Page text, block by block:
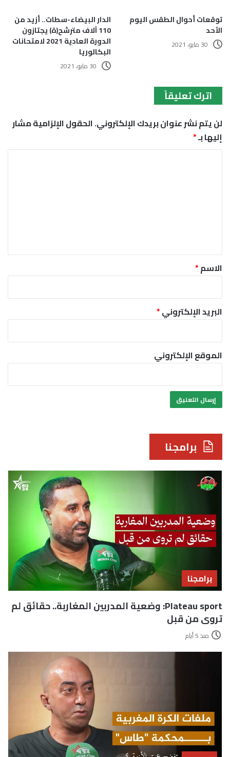
توقعات أحوال الطقس اليوم
الأحد
30 مايو، 2021
الدار البيضاء-سطات.. أزيد من
110 آلاف مترشح(ة) يجتازون
الدورة العادية 2021 لامتحانات
البكالوريا
30 مايو، 2021
اترك تعليقاً
لن يتم نشر عنوان بريدك الإلكتروني.الحقول الإلزامية مشار
إليها بـ*
*
الاسم*
البريد الإلكتروني*
الموقع الإلكتروني
برامجنا
برامجنا
Plateau sport: وضعية المدربين المغاربة.. حقائق لم
تروى من قبل
منذ 5 أيام